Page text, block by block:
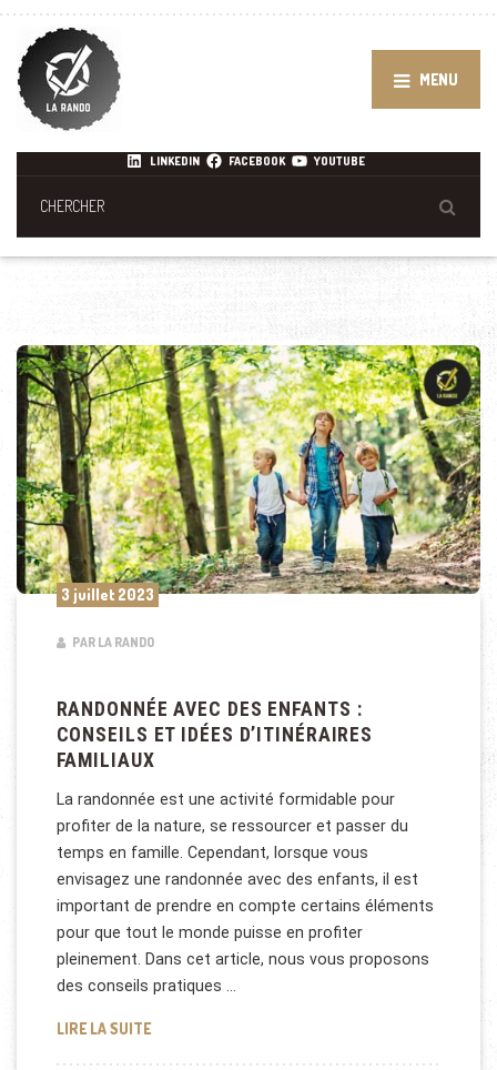
MENU
LINKEDIN FACEBOOK YOUTUBE
3 juillet 2023
PAR LA RANDO
RANDONNÉE AVEC DES ENFANTS :
CONSEILS ET IDÉES D’ITINÉRAIRES
FAMILIAUX
La randonnée est une activité formidable pour
profiter de la nature, se ressourcer et passer du
temps en famille. Cependant, lorsque vous
envisagez une randonnée avec des enfants, il est
important de prendre en compte certains éléments
pour que tout le monde puisse en profiter
pleinement. Dans cet article, nous vous proposons
des conseils pratiques …
LIRE LA SUITERANDONNÉE AVEC DES ENFANTS : CONSEILS ET